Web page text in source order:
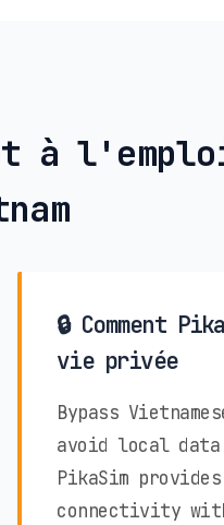
à
🔒 Comment
vie privée
Bypass
avoid local data
PikaSim provides
connectivity